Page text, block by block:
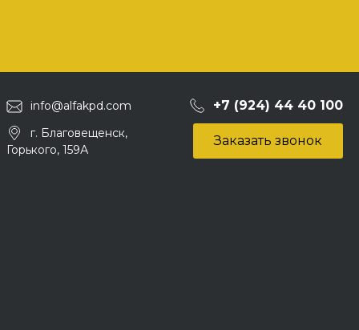
info@alfakpd.com +7 (924) 44 40 100
г. Благовещенск,
Горького, 159А
Заказать звонок